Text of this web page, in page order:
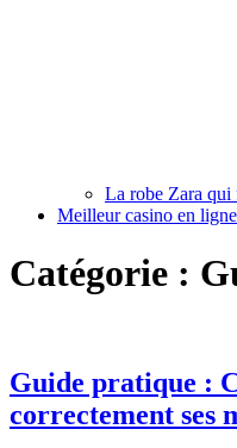
La robe Zara qui
Meilleur casino en
Catégorie :
Guide pratique :
correctement ses